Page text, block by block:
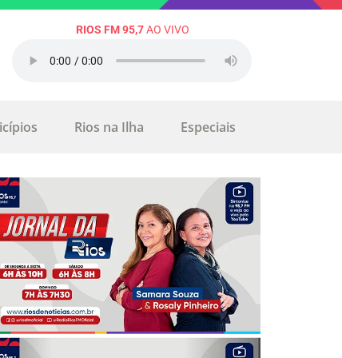
RIOS FM 95,7AO VIVO
Rios na Ilha Especiais